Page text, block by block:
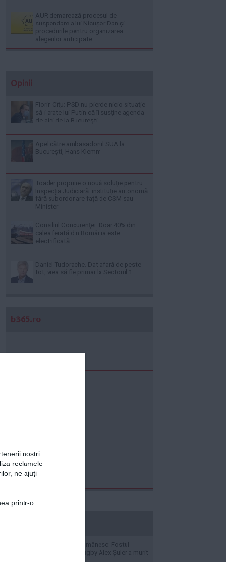
noștri
reclamele
ne ajuți
printr-o
AUR demarează procesul de
suspendare a lui Nicușor Dan și
procedurile pentru organizarea
alegerilor anticipate
Opinii
Florin Cîţu: PSD nu pierde nicio situaţie
să-i arate lui Putin că îi susţine agenda
de aici de la Bucureşti
Apel către ambasadorul SUA la
București, Hans Klemm
Toader propune o nouă soluție pentru
Inspecția Judiciară: instituție autonomă
fără subordonare față de CSM sau
Minister
Consiliul Concurenţei: Doar 40% din
calea ferată din România este
electrificată
Daniel Tudorache. Dat afară de peste
tot, vrea să fie primar la Sectorul 1
b365.ro
Doliu în sportul românesc: Fostul
internațional de rugby Alex Șuler a murit